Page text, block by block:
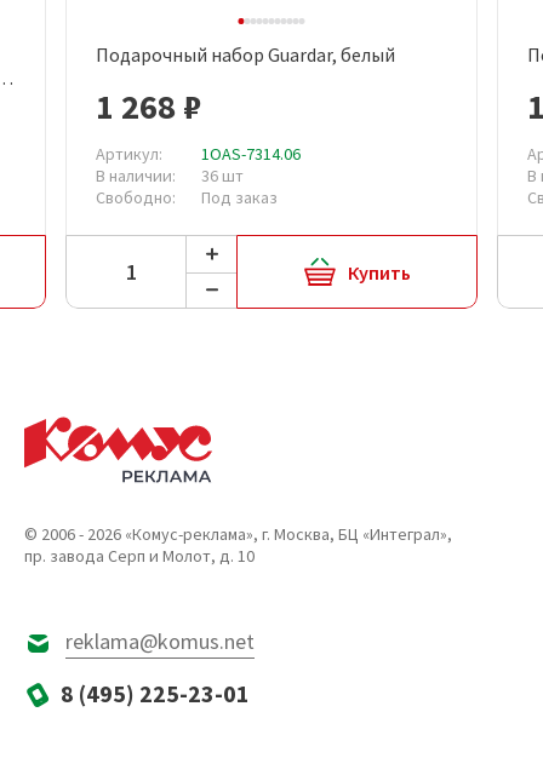
Подарочный набор Guardar, белый
1 268 ₽
Артикул:
1OAS-7314.06
В наличии:
36 шт
Свободно:
Под заказ
Купить
В
© 2006 - 2026 «Комус-реклама», г. Москва, БЦ «Интеграл»,
пр. завода Серп и Молот, д. 10
reklama@komus.net
8 (495) 225-23-01